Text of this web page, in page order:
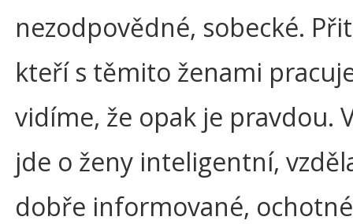
nezodpovědné, sobecké.
kteří s těmito ženami
vidíme, že opak je pravdou.
jde o ženy inteligentní,
dobře informované, ochotné